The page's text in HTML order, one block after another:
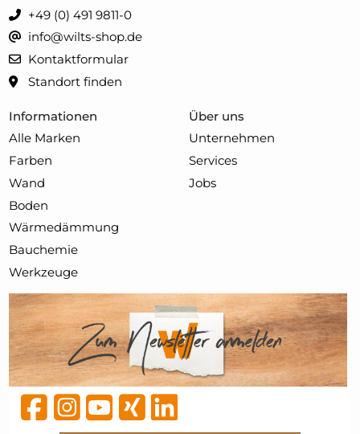
Informationen
Alle Marken
Farben
Wand
Boden
Wärmedämmung
Bauchemie
Werkzeuge
Über uns
Unternehmen
Services
Jobs
+49 (0) 491 9811-0
info@wilts-shop.de
Kontaktformular
Standort finden